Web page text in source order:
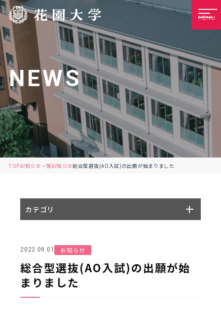
MENU
NEWS
TOPお知らせ一覧お知らせ総合型選抜(AO入試)の出願が始まりました
2022.09.01 お知らせ
総合型選抜(AO入試)の出願が始
まりました
カテゴリ